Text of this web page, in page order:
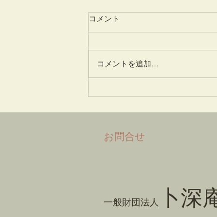
姫百合
コメント
コメントを追加…
​お問合せ
一般財団法人 卜深